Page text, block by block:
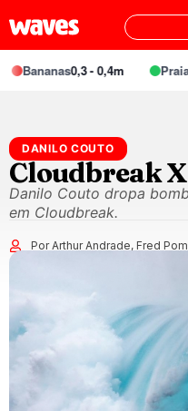
Bananas0,3 - 0,4m Praia
DANILO COUTO
Cloudbreak
Danilo Couto dropa
em Cloudbreak.
Por Arthur Andrade, Fred